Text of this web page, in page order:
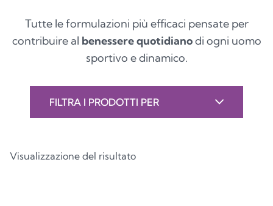
Tutte le formulazioni più efficaci pensate per
contribuire al benessere quotidianodi ogni uomo
sportivo e dinamico.
FILTRA I PRODOTTI PER
Visualizzazione del risultato